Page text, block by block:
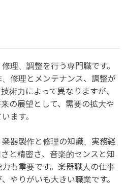
理、調整を行う専門職です。
修理とメンテナンス、調整が
術力によって異なりますが、
の展望として、需要の拡大や
ます。
器製作と修理の知識、実務経
と精密さ、音楽的センスと知
も重要です。楽器職人の仕事
やりがいも大きい職業です。